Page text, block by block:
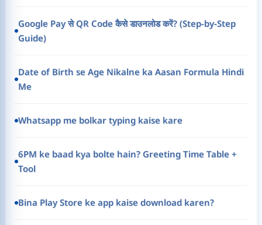
Google Pay से QR Code कैसे डाउनलोड करें? (Step-by-Step
Guide)
Date of Birth se Age Nikalne ka Aasan Formula Hindi
Me
Whatsapp me bolkar typing kaise kare
6PM ke baad kya bolte hain? Greeting Time Table +
Tool
Bina Play Store ke app kaise download karen?